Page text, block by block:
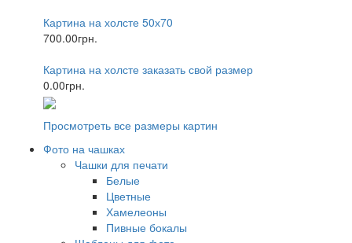
Картина на холсте 50х70
700.00грн.
Картина на холсте заказать свой размер
0.00грн.
Просмотреть все размеры картин
Фото на чашках
Чашки для печати
Белые
Цветные
Хамелеоны
Пивные бокалы